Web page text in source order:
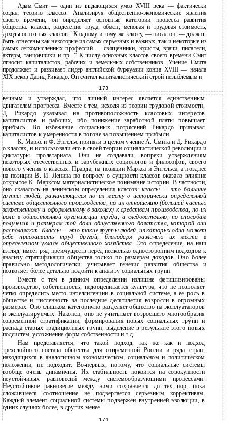
Адам Смит — один из выдающихся умов XVIII века — фактически
создал теорию классов. Анализируя общественно-экономические явления
своего времени, он определяет основные категории процесса развития
общества: классы, разделение труда, обмен, меновая и трудовая стоимость,
доходы основных классов. "К одному и тому же классу, — писал он, — должны
быть отнесены как некоторые из самых серьезных и важных, так и некоторые из
самых легкомысленных профессий — священники, юристы, врачи, писатели,
актеры, танцовщики и пр...” К числу основных классов своего времени Смит
относит капиталистов, рабочих и земельных собственников. Учение Смита
продолжает и развивает лидер английской буржуазии конца XVIII — начала
XIX веков Давид Рикардо. Он считал капиталистический строй незыблемым и
173
вечным и утверждал, что личный интерес является единственным
двигателем прогресса. Вместе с тем, исходя из теории трудовой стоимости,
Д. Рикардо указывал на противоположность классовых интересов
капиталистов и рабочих, ибо понижение заработной платы повышает
прибыль. Во избежание социальных потрясений Рикардо призывал
капиталистов к умеренности в погоне за повышением прибыли.
К. Маркс и Ф. Энгельс приняли в целом учение А. Смита и Д. Рикардо
о классах, и использовали его в своей теории социалистической революции и
диктатуры пролетариата. Они не создавали, вопреки утверждениям
некоторых отечественных и зарубежных социологов и философов, своего
нового учения о классах. Правда, на позиции Маркса и Энгельса, а позднее
на позиции В. И. Ленина по вопросу о сущности классов оказало влияние
открытое К. Марксом материалистическое понимание истории. В частности,
оно сказалось на ленинском определении классов: классы — это большие
группы людей, различающиеся по их месту в исторически определенной
системе общественного производства, по их отношению (большей частью
закрепленному и оформленному в законах) к средствам производства, по их
роли в общественной организации труда, а следовательно, по способам
получения и размерам той доли общественного богатства, которой они
располагают. Классы — это такие группы людей, из которых одна может
себе присваивать труд другой, благодаря различию их места в
определенном укладе общественного хозяйства. Это определение, на наш
взгляд, имеет ряд преимуществ перед несколько односторонним подходом к
анализу стратификации общества только по размерам доходов. Оно более
правильно методологически: учитывает генезис развития общества и
позволяет более детально подойти к анализу социальных групп.
Вместе с тем в данном определении излишне фетишизированы
производство, собственность, недооценивается культура, что не позволяет
четко определить место интеллигенции в социальной системе, а ее роль в
обществе и численность за последние десятилетия возросли в огромных
размерах. Оно слишком категорично разделяет общество на эксплуататоров
и эксплуатируемых. Наконец, оно не учитывает возросшего многообразия
современной стратификации, формирования новых социальных групп и
распада старых традиционных групп, выделение в результате этого новых
подсистем, усложнение форм собственности и т.д.
Нам представляется, что такой подход, так же как и подход
трехслойного состава общества для современной России и ряда стран,
находящихся в аналогичном экономическом, социальном и политическом
положении, не подходит. Во-первых, потому, что социальные системы
вообще очень динамичны. Их стабильность покоится на совокупности
неустойчивых равновесий между системообразующими процессами.
Неустойчивое равновесие между ними сохраняется до тех пор, пока
сложившееся соотношение не подвергается серьезным коррективам.
Каждый элемент социальной системы подвержен внутренней эволюции, в
одних случаях более, в других менее